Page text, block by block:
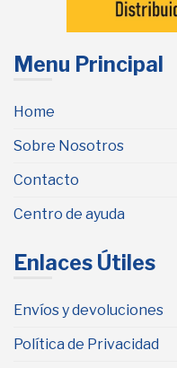
Menu Principal
Home
Sobre Nosotros
Contacto
Centro de ayuda
Enlaces Útiles
Envíos y devoluciones
Política de Privacidad